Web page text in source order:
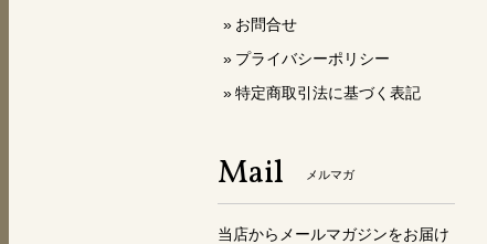
お問合せ
プライバシーポリシー
特定商取引法に基づく表記
Mail メルマガ
当店からメールマガジンをお届け